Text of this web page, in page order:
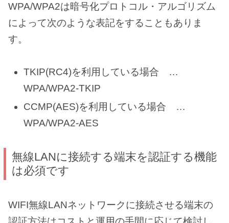
WPA/WPA2は暗号化プロトコル・アルゴリズム
によって次のような表記をすることもありま
す。
TKIP(RC4)を利用している場合 …
WPA/WPA2-TKIP
CCMP(AES)を利用している場合 …
WPA/WPA2-AES
無線LANに接続する端末を認証する機能
は必須です
WIFI無線LANネットワークに接続させる端末の